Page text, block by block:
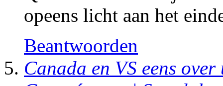
opeens licht aan het
Beantwoorden
Canada en VS eens